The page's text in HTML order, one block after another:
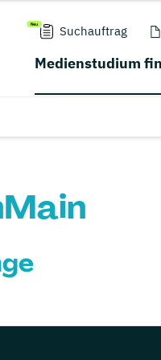
Suchauftrag
Medienstudium